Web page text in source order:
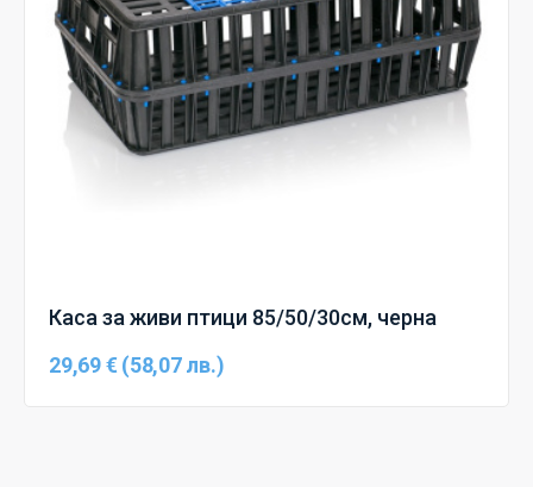
Каса за живи птици 85/50/30см, черна
29,69 € (58,07 лв.)